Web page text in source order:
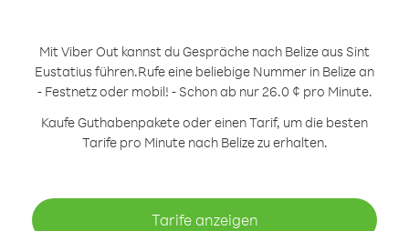
Mit Viber Out kannst du Gespräche nach Belize aus Sint
Eustatius führen.Rufe eine beliebige Nummer in Belize an
- Festnetz oder mobil! - Schon ab nur 26.0 ¢ pro Minute.
Kaufe Guthabenpakete oder einen Tarif, um die besten
Tarife pro Minute nach Belize zu erhalten.
Tarife anzeigen